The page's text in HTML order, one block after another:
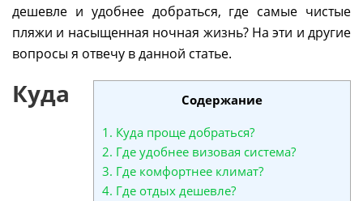
дешевле и удобнее добраться, где самые чистые
пляжи и насыщенная ночная жизнь? На эти и другие
вопросы я отвечу в данной статье.
Содержание
1. Куда проще добраться?
2. Где удобнее визовая система?
3. Где комфортнее климат?
4. Где отдых дешевле?
Куда